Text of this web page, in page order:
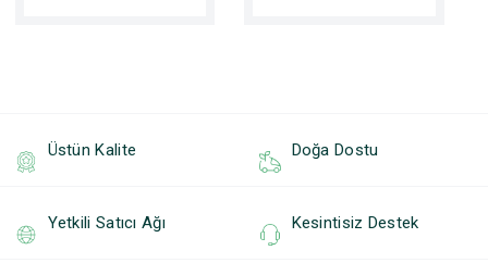
Üstün Kalite Doğa Dostu
Yetkili Satıcı Ağı Kesintisiz Destek